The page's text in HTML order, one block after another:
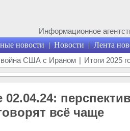
Информационное
новости | Новости | Лента
война США с Ираном | Итоги 2025
02.04.24:
всё чаще